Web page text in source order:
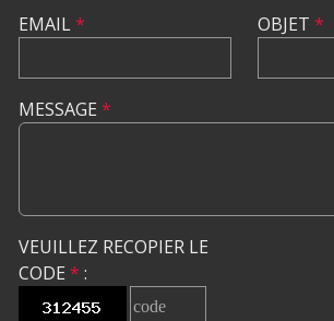
EMAIL* OBJET *
MESSAGE *
VEUILLEZ RECOPIER LE
CODE * :